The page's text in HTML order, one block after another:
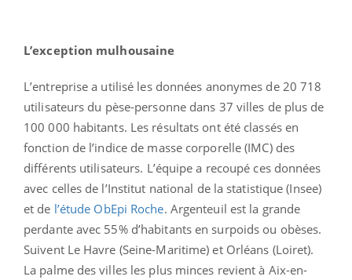
L’exception mulhousaine
L’entreprise a utilisé les données anonymes de 20 718
utilisateurs du pèse-personne dans 37 villes de plus de
100 000 habitants. Les résultats ont été classés en
fonction de l’indice de masse corporelle (IMC) des
différents utilisateurs. L’équipe a recoupé ces données
avec celles de l’Institut national de la statistique (Insee)
et de l’étude ObEpi Roche. Argenteuil est la grande
perdante avec 55% d’habitants en surpoids ou obèses.
Suivent Le Havre (Seine-Maritime) et Orléans (Loiret).
La palme des villes les plus minces revient à Aix-en-